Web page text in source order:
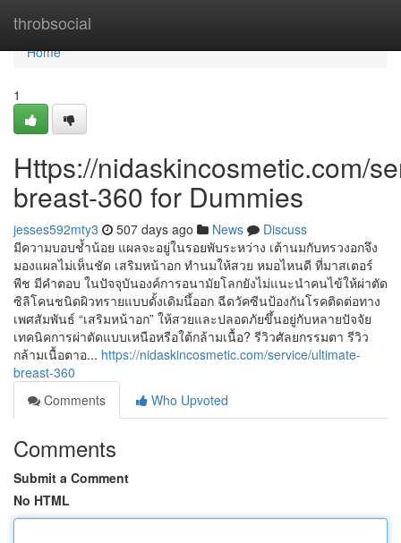
throbsocial
Home
Home
1
Https://nidaskincosmetic.com/
breast-360 for Dummies
jesses592mty3 507 days ago News
Discuss
มีความบอบช้ำน้อย แผลจะอยู่ในรอยพับระหว่าง เต้านมกับทรวงอกจึง
มองแผลไม่เห็นชัด เสริมหน้าอก ทำนมให้สวย หมอไหนดี ที่มาสเตอร์
พีช มีคำตอบ ในปัจจุบันองค์การอนามัยโลกยังไม่แนะนำคนไข้ให้ผ่าตัด
ซิลิโคนชนิดผิวทรายแบบดั้งเดิมนึ้ออก ฉีดวัคซีนป้องกันโรคติดต่อทาง
เพศสัมพันธ์ “เสริมหน้าอก” ให้สวยและปลอดภัยขึ้นอยู่กับหลายปัจจัย
เทคนิคการผ่าตัดแบบเหนือหรือใต้กล้ามเนื้อ? รีวิวศัลยกรรมตา รีวิว
กล้ามเนื้อตาอ... https://nidaskincosmetic.com/service/ultimate-
breast-360
Comments
Who Upvoted
Comments
Submit a Comment
No HTML